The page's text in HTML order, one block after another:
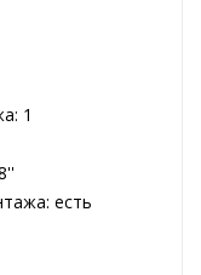
1
есть